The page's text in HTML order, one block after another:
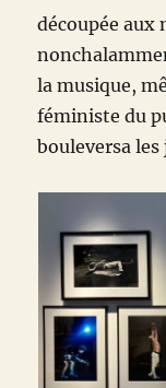
découpée aux
la musique,
féministe du
bouleversa les